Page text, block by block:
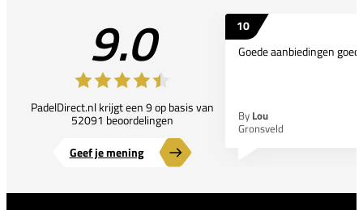
9.0
PadelDirect.nl krijgt een 9 op basis van
52091 beoordelingen
Geef je mening
10
Goede aanbiedingen
By Lou
Gronsveld